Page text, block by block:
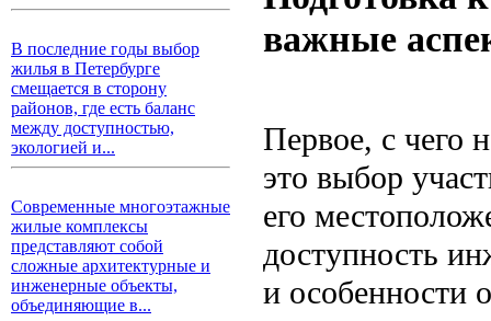
В последние годы выбор
жилья в Петербурге
смещается в сторону
районов, где есть баланс
между доступностью,
экологией и...
Современные многоэтажные
жилые комплексы
представляют собой
сложные архитектурные и
инженерные объекты,
объединяющие в...
важные
Первое, с чего
это выбор
его
доступность
и особенности